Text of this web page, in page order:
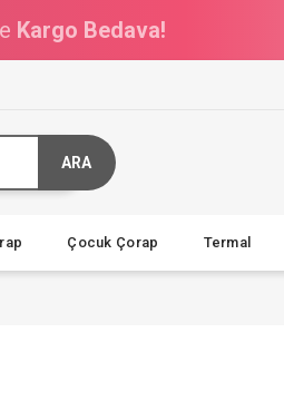
Kargo Bedava!
ARA
Çocuk Çorap Termal